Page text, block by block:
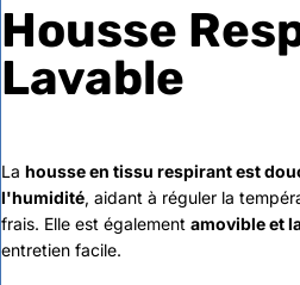
Housse
Lavable
La housse en tissu respirant est
l'humidité, aidant à réguler la
frais. Elle est également amovible et
entretien facile.